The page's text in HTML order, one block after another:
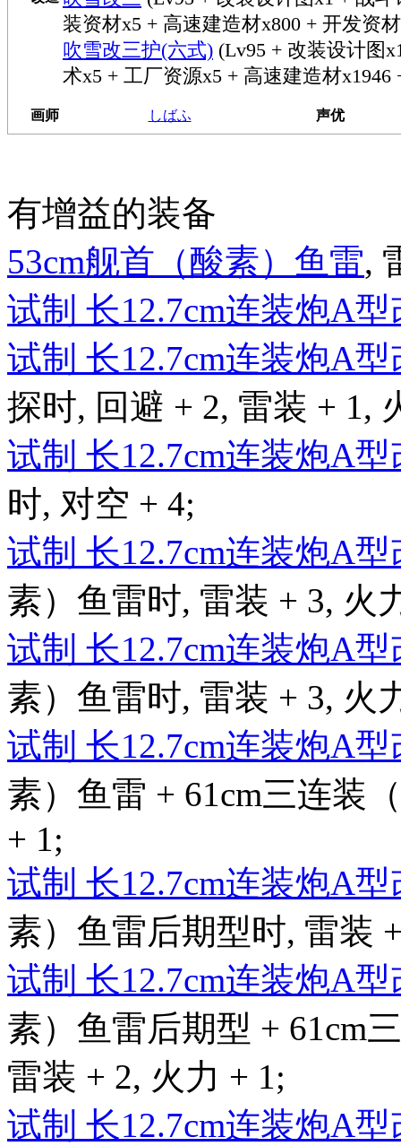
装资材x5 + 高速建造材x800 + 开发资
吹雪改三护(六式) (Lv95 + 改装设计图
术x5 + 工厂资源x5 + 高速建造材x1946
画师 しばふ 声优
有增益的装备
53cm舰首（酸素）鱼雷,
试制 长12.7cm连装炮A型
试制 长12.7cm连装炮A型
探时, 回避 + 2, 雷装 + 1,
试制 长12.7cm连装炮A型
时, 对空 + 4;
试制 长12.7cm连装炮A型
素）鱼雷时, 雷装 + 3, 火
试制 长12.7cm连装炮A型
素）鱼雷时, 雷装 + 3, 火
试制 长12.7cm连装炮A型
素）鱼雷 + 61cm三连装
+ 1;
试制 长12.7cm连装炮A型
素）鱼雷后期型时, 雷装
试制 长12.7cm连装炮A型
素）鱼雷后期型 + 61cm
雷装 + 2, 火力 + 1;
试制 长12.7cm连装炮A型